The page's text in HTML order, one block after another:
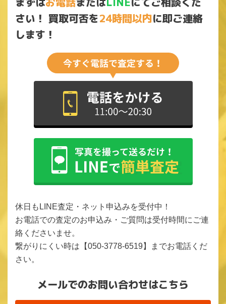
さい！ 買取可否を24時間以内に即ご連絡
します！
休日もLINE査定・ネット申込みを受付中！
お電話での査定のお申込み・ご質問は受付時間にご連
絡くださいませ。
繋がりにくい時は【050-3778-6519】までお電話くだ
さい。
メールでのお問い合わせはこちら